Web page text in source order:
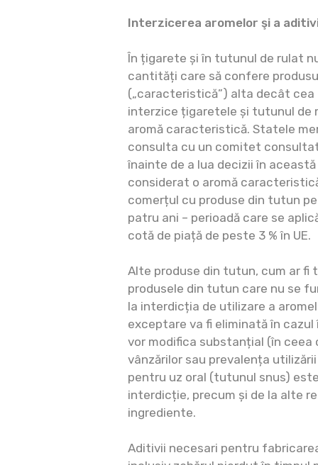
Interzicerea aromelor şi a
În țigarete și în tutunul de rulat
cantități care să confere
(„caracteristică”) alta decât
interzice țigaretele și tutunul de
aromă caracteristică. Statele
consulta cu un comitet
înainte de a lua decizii în
considerat o aromă
comerțul cu produse din tutun
patru ani – perioadă care se
cotă de piață de peste 3 % în UE.
Alte produse din tutun, cum ar fi
produsele din tutun care nu se
la interdicția de utilizare a
exceptare va fi eliminată în
vor modifica substanțial (în ceea
vânzărilor sau prevalența
pentru uz oral (tutunul snus)
interdicție, precum și de la alte
ingrediente.
Aditivii necesari pentru